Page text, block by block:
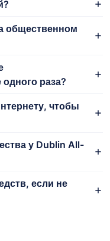
общественном
раза?
чтобы
у Dublin All-
если не